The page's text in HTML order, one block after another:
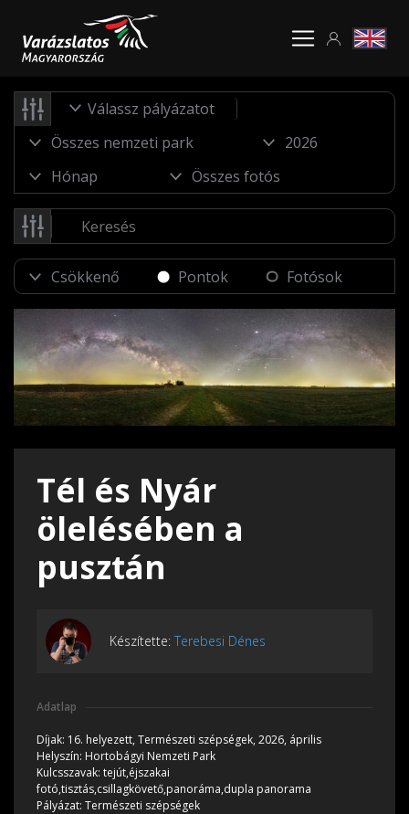
Válassz pályázatot
Pontok Fotósok
Tél és Nyár
ölelésében a
pusztán
Készítette: Terebesi Dénes
Adatlap
Díjak: 16. helyezett, Természeti szépségek, 2026, április
Helyszín: Hortobágyi Nemzeti Park
Kulcsszavak: tejút,éjszakai
fotó,tisztás,csillagkövető,panoráma,dupla panorama
Pályázat: Természeti szépségek